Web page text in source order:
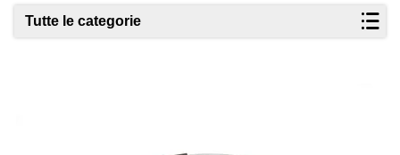
Tutte le categorie